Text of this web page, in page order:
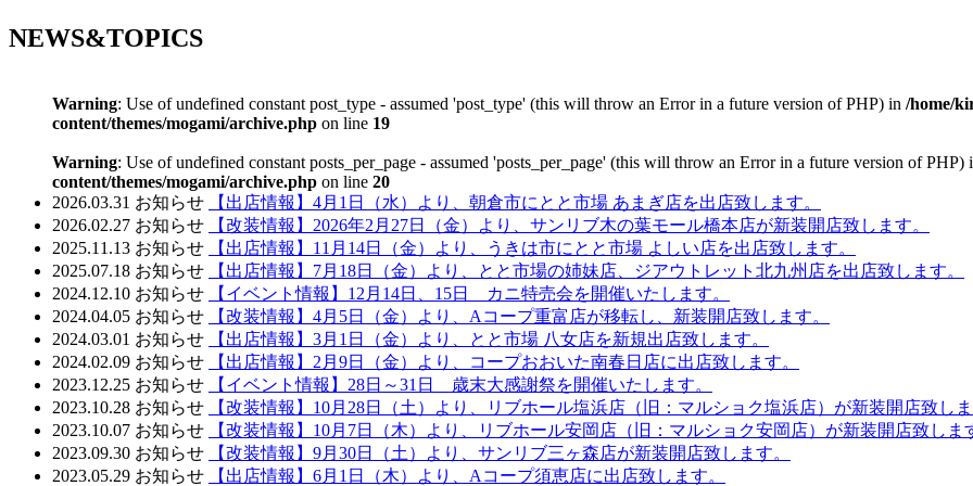
NEWS&TOPICS
Warning: Use of undefined constant post_type - assumed 'post_type' (this will throw an Error in a future version of PHP) in /home/
content/themes/mogami/archive.php on line 19
Warning: Use of undefined constant posts_per_page - assumed 'posts_per_page' (this will throw an Error in a future version of PHP)
content/themes/mogami/archive.php on line 20
2026.03.31 お知らせ
【出店情報】4月1日（水）より、朝倉市にとと市場 あまぎ店を出店致します。
2026.02.27 お知らせ
【改装情報】2026年2月27日（金）より、サンリブ木の葉モール橋本店が新装開店致します。
2025.11.13 お知らせ
【出店情報】11月14日（金）より、うきは市にとと市場 よしい店を出店致します。
2025.07.18 お知らせ
【出店情報】7月18日（金）より、とと市場の姉妹店、ジアウトレット北九州店を出店致します。
2024.12.10 お知らせ
【イベント情報】12月14日、15日 カニ特売会を開催いたします。
2024.04.05 お知らせ
【改装情報】4月5日（金）より、Aコープ重富店が移転し、新装開店致します。
2024.03.01 お知らせ
【出店情報】3月1日（金）より、とと市場 八女店を新規出店致します。
2024.02.09 お知らせ
【出店情報】2月9日（金）より、コープおおいた南春日店に出店致します。
2023.12.25 お知らせ
【イベント情報】28日～31日 歳末大感謝祭を開催いたします。
2023.10.28 お知らせ
【改装情報】10月28日（土）より、リブホール塩浜店（旧：マルショク塩浜店）が新装開店致し
2023.10.07 お知らせ
【改装情報】10月7日（木）より、リブホール安岡店（旧：マルショク安岡店）が新装開店致しま
2023.09.30 お知らせ
【改装情報】9月30日（土）より、サンリブ三ヶ森店が新装開店致します。
2023.05.29 お知らせ
【出店情報】6月1日（木）より、Aコープ須恵店に出店致します。